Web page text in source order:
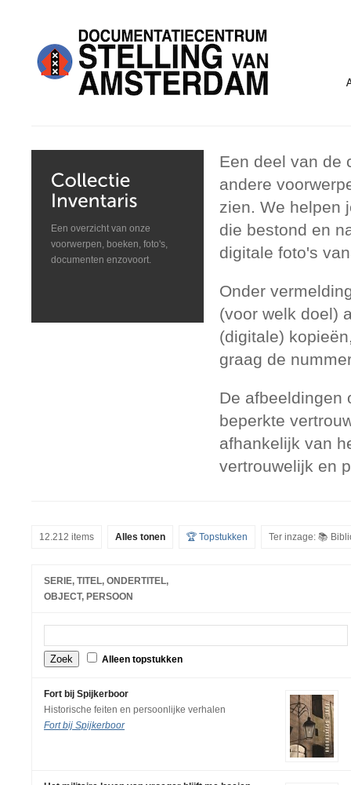
Een overzicht van onze
voorwerpen, boeken, foto's,
documenten enzovoort.
Een deel van de
andere
zien. We helpen
die bestond en
digitale foto's
Onder
(voor welk doel)
(digitale)
graag de
De afbeeldingen
beperkte
afhankelijk van
vertrouwelijk en
12.212 items Alles tonen 🏆 Topstukken Ter inzage: 📚
SERIE, TITEL, ONDERTITEL,
OBJECT, PERSOON
Alleen topstukken
Fort bij Spijkerboor
Historische feiten en persoonlijke verhalen
Fort bij Spijkerboor